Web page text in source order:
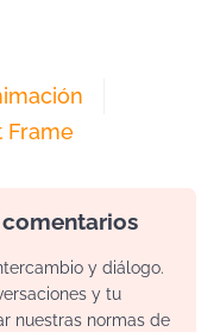
Frame
y diálogo.
y tu
nuestras normas de